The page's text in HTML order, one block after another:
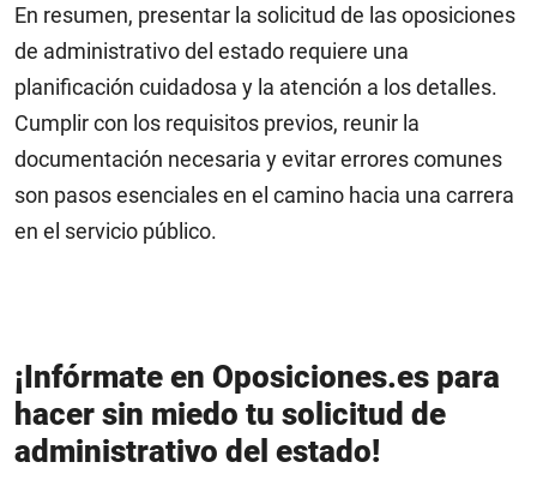
En resumen, presentar la solicitud de las oposiciones
de administrativo del estado requiere una
planificación cuidadosa y la atención a los detalles.
Cumplir con los requisitos previos, reunir la
documentación necesaria y evitar errores comunes
son pasos esenciales en el camino hacia una carrera
en el servicio público.
¡Infórmate en Oposiciones.es para
hacer sin miedo tu solicitud de
administrativo del estado!